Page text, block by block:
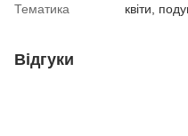
Тематика
квіти,
Відгуки